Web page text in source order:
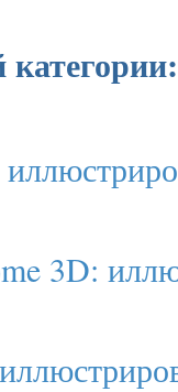
категории:
3D: